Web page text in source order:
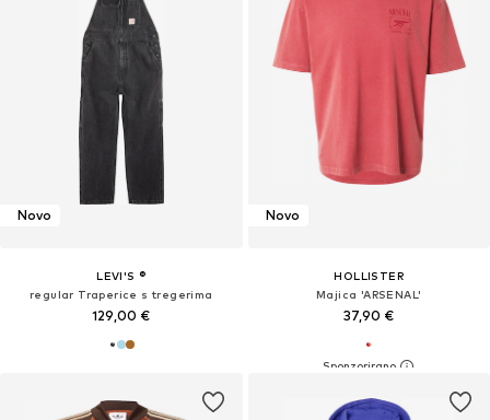
Novo
LEVI'S ®
regular Traperice s tregerima
129,00 €
Novo
HOLLISTER
Majica 'ARSENAL'
37,90 €